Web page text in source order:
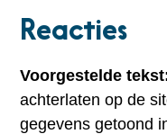
Reacties
Voorgestelde
achterlaten op de
gegevens getoond